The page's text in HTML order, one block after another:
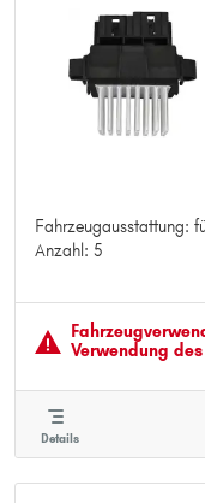
Fahrzeugausstattung:
Anzahl: 5
Fahrzeugausstattung:
Pol-Anzahl: 5
Verwendung
Details